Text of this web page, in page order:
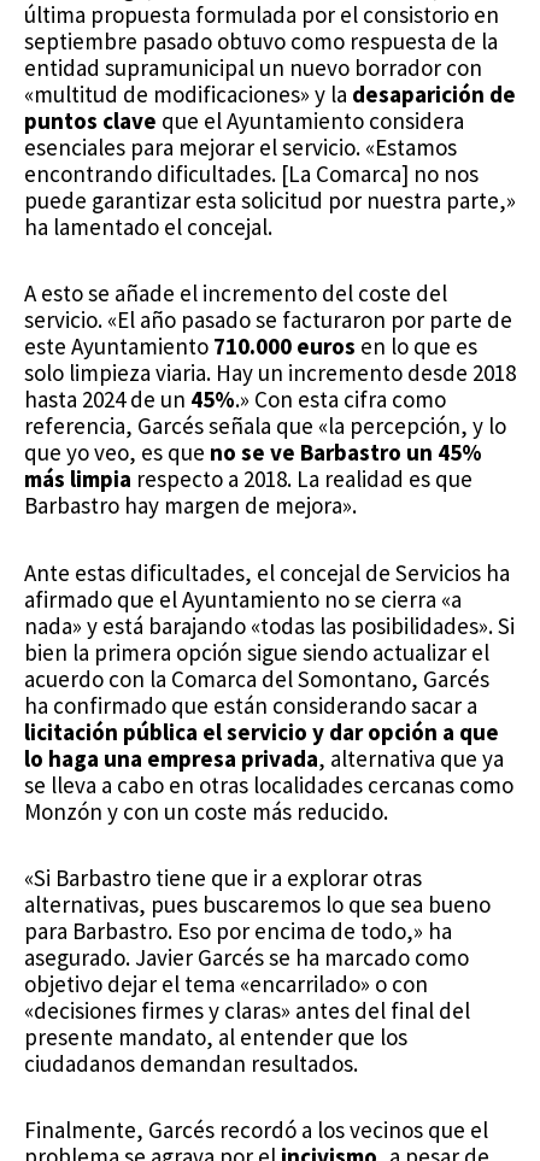
última propuesta formulada por el consistorio en
septiembre pasado obtuvo como respuesta de la
entidad supramunicipal un nuevo borrador con
«multitud de modificaciones» y la desaparición de
puntos clave que el Ayuntamiento considera
esenciales para mejorar el servicio. «Estamos
encontrando dificultades. [La Comarca] no nos
puede garantizar esta solicitud por nuestra parte,»
ha lamentado el concejal.
A esto se añade el incremento del coste del
servicio. «El año pasado se facturaron por parte de
este Ayuntamiento 710.000 euros en lo que es
solo limpieza viaria. Hay un incremento desde 2018
hasta 2024 de un 45%.» Con esta cifra como
referencia, Garcés señala que «la percepción, y lo
que yo veo, es que no se ve Barbastro un 45%
más limpia respecto a 2018. La realidad es que
Barbastro hay margen de mejora».
Ante estas dificultades, el concejal de Servicios ha
afirmado que el Ayuntamiento no se cierra «a
nada» y está barajando «todas las posibilidades». Si
bien la primera opción sigue siendo actualizar el
acuerdo con la Comarca del Somontano, Garcés
ha confirmado que están considerando sacar a
licitación pública el servicio y dar opción a que
lo haga una empresa privada, alternativa que ya
se lleva a cabo en otras localidades cercanas como
Monzón y con un coste más reducido.
«Si Barbastro tiene que ir a explorar otras
alternativas, pues buscaremos lo que sea bueno
para Barbastro. Eso por encima de todo,» ha
asegurado. Javier Garcés se ha marcado como
objetivo dejar el tema «encarrilado» o con
«decisiones firmes y claras» antes del final del
presente mandato, al entender que los
ciudadanos demandan resultados.
Finalmente, Garcés recordó a los vecinos que el